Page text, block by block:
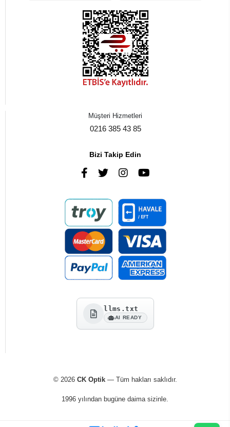
Müşteri Hizmetleri
0216 385 43 85
Bizi Takip Edin
llms.txt
AI READY
© 2026 CK Optik— Tüm hakları saklıdır.
1996 yılından bugüne daima sizinle.